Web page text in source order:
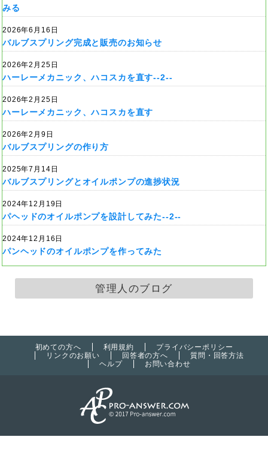
みる
2026年6月16日
バルブスプリング完成と販売のお知らせ
2026年2月25日
ハーレーメカニック、ハコスカを直す--2--
2026年2月25日
ハーレーメカニック、ハコスカを直す
2026年2月9日
バルブスプリングの作り方
2025年7月14日
バルブスプリングとオイルポンプの進捗状況
2024年12月19日
パヘッドのオイルポンプを設計してみた--2--
2024年12月16日
パンヘッドのオイルポンプを作ってみた
管理人のブログ
初めての方へ 利用規約
プライバシーポリシー
リンクのお願い
回答者の方へ
質問・回答方法
ヘルプ
お問い合わせ